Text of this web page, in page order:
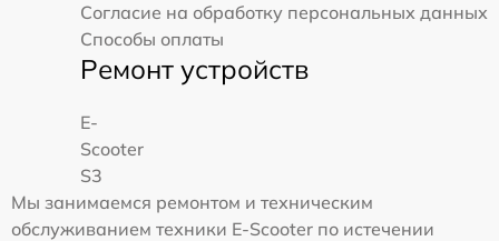
Согласие на обработку персональных данных
Способы оплаты
Ремонт устройств
E-
Scooter
S3
Мы занимаемся ремонтом и техническим
обслуживанием техники E-Scooter по истечении